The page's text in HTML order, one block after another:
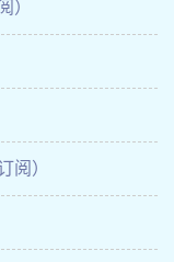
）
阅）